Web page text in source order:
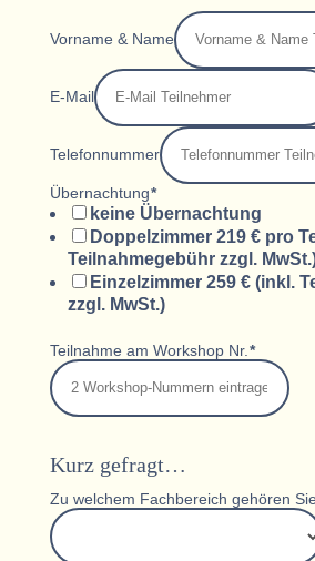
Vorname & Name
E-Mail
Telefonnummer
Übernachtung*
keine Übernachtung
Doppelzimmer 219 € pro
Teilnahmegebühr zzgl.
Einzelzimmer 259 € (inkl.
zzgl. MwSt.)
Teilnahme am Workshop Nr.*
Kurz gefragt…
Zu welchem Fachbereich gehören